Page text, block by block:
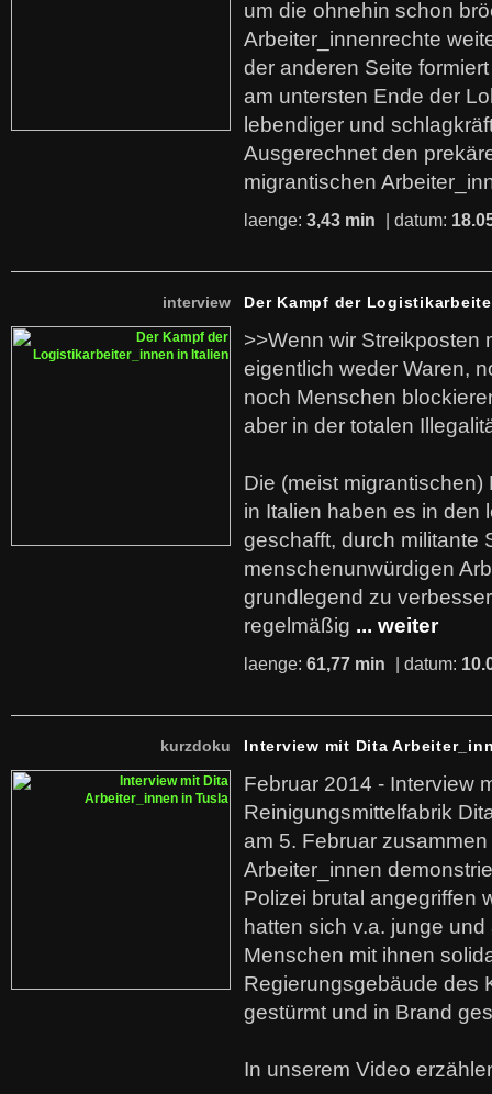
um die ohnehin schon
Arbeiter_innenrechte
der anderen Seite
am untersten Ende der
lebendiger und
Ausgerechnet den
migrantischen
laenge: 3,43 min | datum:
interview Der Kampf der
>>Wenn wir Streikposten
eigentlich weder Waren,
noch Menschen
aber in der totalen
Die (meist
in Italien haben es in den
geschafft, durch militante
menschenunwürdigen
grundlegend zu
regelmäßig ... weiter
laenge: 61,77 min | datum:
kurzdoku Interview mit Dita
Februar 2014 - Interview
Reinigungsmittelfabrik
am 5. Februar
Arbeiter_innen
Polizei brutal angegriffen
hatten sich v.a. junge
Menschen mit ihnen
Regierungsgebäude des
gestürmt und in Brand
In unserem Video